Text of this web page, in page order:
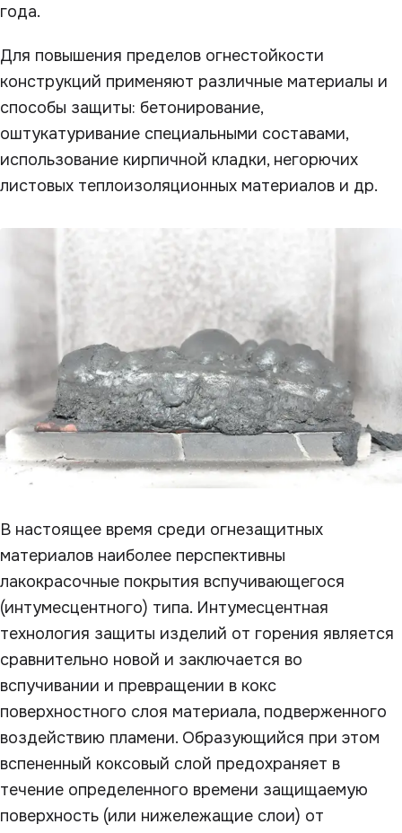
года.
Для повышения пределов огнестойкости
конструкций применяют различные материалы и
способы защиты: бетонирование,
оштукатуривание специальными составами,
использование кирпичной кладки, негорючих
листовых теплоизоляционных материалов и др.
В настоящее время среди огнезащитных
материалов наиболее перспективны
лакокрасочные покрытия вспучивающегося
(интумесцентного) типа. Интумесцентная
технология защиты изделий от горения является
сравнительно новой и заключается во
вспучивании и превращении в кокс
поверхностного слоя материала, подверженного
воздействию пламени. Образующийся при этом
вспененный коксовый слой предохраняет в
течение определенного времени защищаемую
поверхность (или нижележащие слои) от